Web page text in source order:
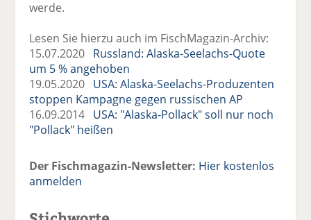
werde.
Lesen Sie hierzu auch im FischMagazin-Archiv:
15.07.2020 Russland: Alaska-Seelachs-Quote
um 5 % angehoben
19.05.2020 USA: Alaska-Seelachs-Produzenten
stoppen Kampagne gegen russischen AP
16.09.2014 USA: "Alaska-Pollack" soll nur noch
"Pollack" heißen
Der Fischmagazin-Newsletter: Hier kostenlos
anmelden